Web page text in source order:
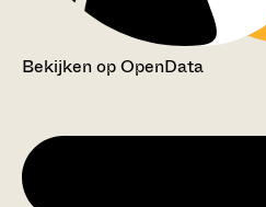
Bekijken op OpenData